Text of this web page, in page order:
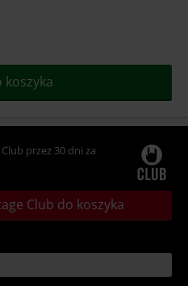
koszyka
przez 30 dni za
Club do koszyka